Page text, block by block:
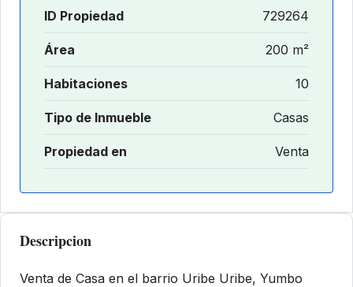
ID Propiedad 729264
Área 200 m²
Habitaciones 10
Tipo de Inmueble Casas
Propiedad en Venta
Descripcion
Venta de Casa en el barrio Uribe Uribe, Yumbo